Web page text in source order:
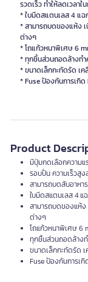
รวดเร็ว ทำให้ลดเวลาใ
* ใบมีดสแตนเลส 4 แฉ
* สามารถบดของแห้ง
ต่างๆ
* โถแก้วหนาพิเศษ 6
* ทุกชิ้นส่วนถอดล้างทำ
* ขนาดเล็กกะทัดรัด เ
* Fuse ป้องกันการเกิด
Product
มีปุ่มกดเลือกความแ
รอบปั่น ความเร็วสู
สามารถบดสับอาหาร
ใบมีดสแตนเลส 4 แ
สามารถบดของแห้
ต่างๆ
โถแก้วหนาพิเศษ 6
ทุกชิ้นส่วนถอดล้างท
ขนาดเล็กกะทัดรัด
Fuse ป้องกันการเ